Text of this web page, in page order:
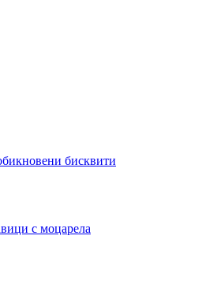
бисквити
с моцарела